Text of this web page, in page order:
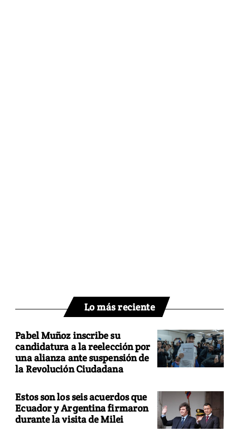
Lo más reciente
Pabel Muñoz inscribe su
candidatura a la reelección por
una alianza ante suspensión de
la Revolución Ciudadana
Estos son los seis acuerdos que
Ecuador y Argentina firmaron
durante la visita de Milei